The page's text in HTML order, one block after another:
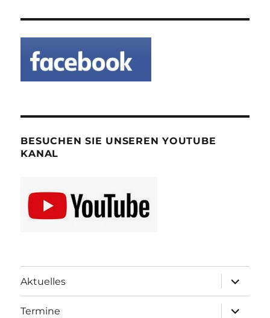
BESUCHEN SIE UNSEREN YOUTUBE
KANAL
Aktuelles
öffnen
Termine